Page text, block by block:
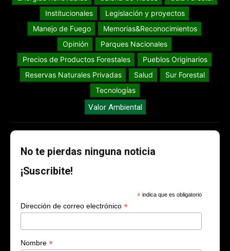
Institucionales
Legislación y proyectos
Manejo de Fuego
Memorias&Reconocimientos
Opinión
Parques Nacionales
Precios de Productos Forestales
Pueblos Originarios
Reservas Naturales Privadas
Salud
Sur Forestal
Tecnologías
Valor Ambiental
No te pierdas ninguna noticia
¡Suscribite!
* indica que es obligatorio
Dirección de correo electrónico *
Nombre *